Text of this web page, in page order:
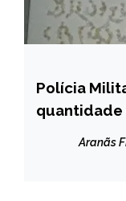
CAPELINHA
MINAS
Polícia
quantidade
Aranãs